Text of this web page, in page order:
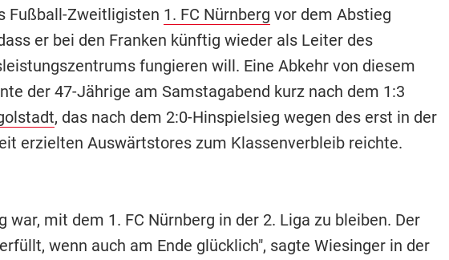
Fußball-Zweitligisten 1. FC Nürnberg vor dem Abstieg
er bei den Franken künftig wieder als Leiter des
fungieren will. Eine Abkehr von diesem
der 47-Jährige am Samstagabend kurz nach dem 1:3
, das nach dem 2:0-Hinspielsieg wegen des erst in der
erzielten Auswärtstores zum Klassenverbleib reichte.
war, mit dem 1. FC Nürnberg in der 2. Liga zu bleiben. Der
wenn auch am Ende glücklich", sagte Wiesinger in der